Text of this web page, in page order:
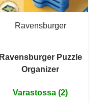
Ravensburger
Ravensburger Puzzle
Organizer
Varastossa (2)